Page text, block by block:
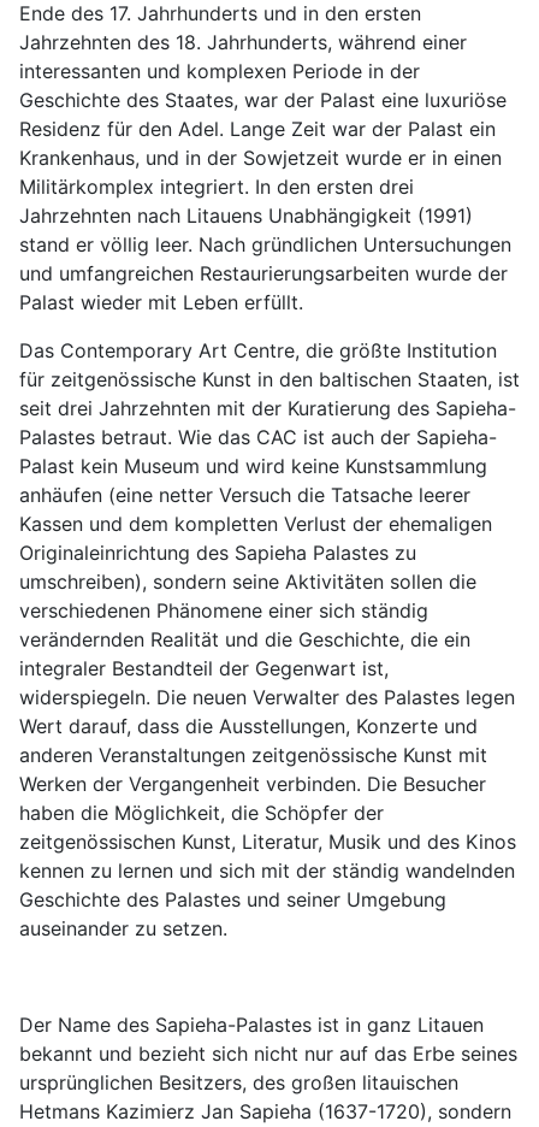
Ende des 17. Jahrhunderts und in den ersten
Jahrzehnten des 18. Jahrhunderts, während einer
interessanten und komplexen Periode in der
Geschichte des Staates, war der Palast eine luxuriöse
Residenz für den Adel. Lange Zeit war der Palast ein
Krankenhaus, und in der Sowjetzeit wurde er in einen
Militärkomplex integriert. In den ersten drei
Jahrzehnten nach Litauens Unabhängigkeit (1991)
stand er völlig leer. Nach gründlichen Untersuchungen
und umfangreichen Restaurierungsarbeiten wurde der
Palast wieder mit Leben erfüllt.
Das Contemporary Art Centre, die größte Institution
für zeitgenössische Kunst in den baltischen Staaten, ist
seit drei Jahrzehnten mit der Kuratierung des Sapieha-
Palastes betraut. Wie das CAC ist auch der Sapieha-
Palast kein Museum und wird keine Kunstsammlung
anhäufen (eine netter Versuch die Tatsache leerer
Kassen und dem kompletten Verlust der ehemaligen
Originaleinrichtung des Sapieha Palastes zu
umschreiben), sondern seine Aktivitäten sollen die
verschiedenen Phänomene einer sich ständig
verändernden Realität und die Geschichte, die ein
integraler Bestandteil der Gegenwart ist,
widerspiegeln. Die neuen Verwalter des Palastes legen
Wert darauf, dass die Ausstellungen, Konzerte und
anderen Veranstaltungen zeitgenössische Kunst mit
Werken der Vergangenheit verbinden. Die Besucher
haben die Möglichkeit, die Schöpfer der
zeitgenössischen Kunst, Literatur, Musik und des Kinos
kennen zu lernen und sich mit der ständig wandelnden
Geschichte des Palastes und seiner Umgebung
auseinander zu setzen.
Der Name des Sapieha-Palastes ist in ganz Litauen
bekannt und bezieht sich nicht nur auf das Erbe seines
ursprünglichen Besitzers, des großen litauischen
Hetmans Kazimierz Jan Sapieha (1637-1720), sondern